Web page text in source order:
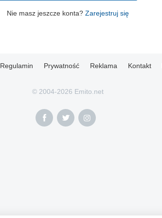
Nie masz jeszcze konta? Zarejestruj się
Regulamin Prywatność Reklama Kontakt
© 2004-2026 Emito.net